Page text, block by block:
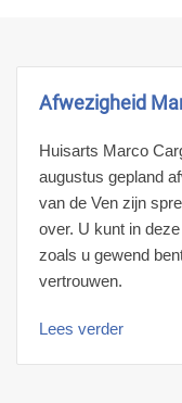
Afwezigheid
Huisarts Marco
augustus gepland
van de Ven zijn
over. U kunt in
zoals u gewend
vertrouwen.
Lees verder